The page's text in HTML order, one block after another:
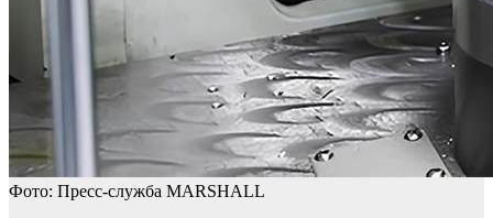
Фото: Пресс-служба MARSHALL